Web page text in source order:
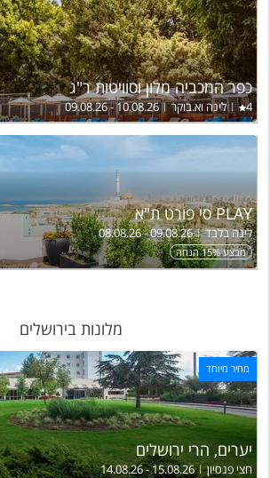
כפר המכביה מלון וסוויטות ר"ג
4 לינה וא.בוקר 09.08.26 - 10.08.26
PLAY סי פורט ת"א
לינה בלבד 08.08.26 - 09.08.26
מבצע 15% הנחה
מלונות בירושלים
מחיר מיוחד
יערים, הרי ירושלים
חצי פנסיון 14.08.26 - 15.08.26